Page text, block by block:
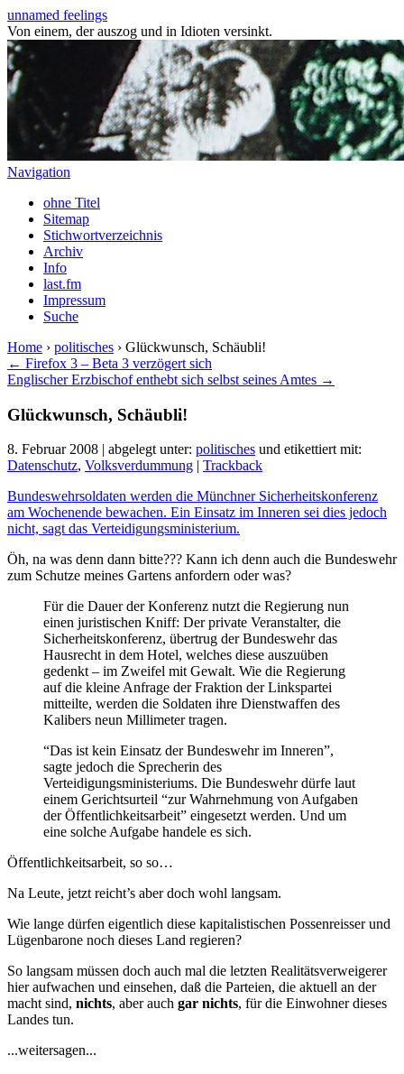
unnamed feelings
Von einem, der auszog und in Idioten versinkt.
Navigation
ohne Titel
Sitemap
Stichwortverzeichnis
Archiv
Info
last.fm
Impressum
Suche
Home › politisches › Glückwunsch, Schäubli!
← Firefox 3 – Beta 3 verzögert sich
Englischer Erzbischof enthebt sich selbst seines Amtes →
Glückwunsch, Schäubli!
8. Februar 2008 | abgelegt unter: politisches und etikettiert mit:
Datenschutz, Volksverdummung | Trackback
Bundeswehrsoldaten werden die Münchner Sicherheitskonferenz
am Wochenende bewachen. Ein Einsatz im Inneren sei dies jedoch
nicht, sagt das Verteidigungsministerium.
Öh, na was denn dann bitte??? Kann ich denn auch die Bundeswehr
zum Schutze meines Gartens anfordern oder was?
Für die Dauer der Konferenz nutzt die Regierung nun
einen juristischen Kniff: Der private Veranstalter, die
Sicherheitskonferenz, übertrug der Bundeswehr das
Hausrecht in dem Hotel, welches diese auszuüben
gedenkt – im Zweifel mit Gewalt. Wie die Regierung
auf die kleine Anfrage der Fraktion der Linkspartei
mitteilte, werden die Soldaten ihre Dienstwaffen des
Kalibers neun Millimeter tragen.
“Das ist kein Einsatz der Bundeswehr im Inneren”,
sagte jedoch die Sprecherin des
Verteidigungsministeriums. Die Bundeswehr dürfe laut
einem Gerichtsurteil “zur Wahrnehmung von Aufgaben
der Öffentlichkeitsarbeit” eingesetzt werden. Und um
eine solche Aufgabe handele es sich.
Öffentlichkeitsarbeit, so so…
Na Leute, jetzt reicht’s aber doch wohl langsam.
Wie lange dürfen eigentlich diese kapitalistischen Possenreisser und
Lügenbarone noch dieses Land regieren?
So langsam müssen doch auch mal die letzten Realitätsverweigerer
hier aufwachen und einsehen, daß die Parteien, die aktuell an der
macht sind, nichts, aber auch gar nichts, für die Einwohner dieses
Landes tun.
...weitersagen...